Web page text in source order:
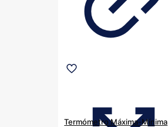
Termómetro Máxima-Mínima